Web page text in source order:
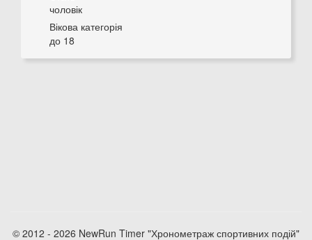
чоловік
Вікова категорія
до 18
© 2012 - 2026 NewRun Timer "Хронометраж спортивних подій"